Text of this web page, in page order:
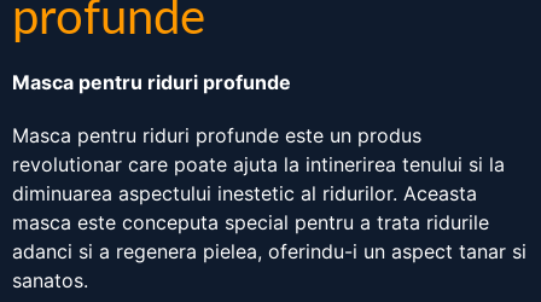
profunde
Masca pentru riduri profunde
Masca pentru riduri profunde este un produs
revolutionar care poate ajuta la intinerirea tenului si la
diminuarea aspectului inestetic al ridurilor. Aceasta
masca este conceputa special pentru a trata ridurile
adanci si a regenera pielea, oferindu-i un aspect tanar si
sanatos.